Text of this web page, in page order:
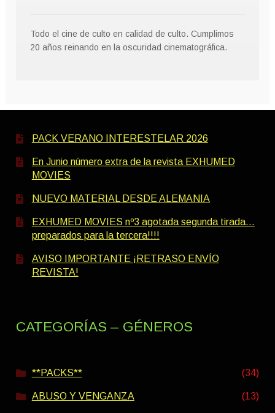
Todo el cine de culto en calidad de culto. Cumplimos
20 años reinando en la oscuridad cinematográfica.
PACK VERANO INTERESTELAR 2026
En Junio número extra de la revista EXHUMED
MOVIES
NUEVO MATERIAL DESDE ALEMANIA
EXHUMED MOVIES nº3 agotada segunda tirada…
preparados para la tercera!!!!
AVISO IMPORTANTE ¡RETRASO ENVÍO
REVISTA!
CATEGORÍAS – GÉNEROS
**PACKS** (34)
ABUSO Y VENGANZA (13)